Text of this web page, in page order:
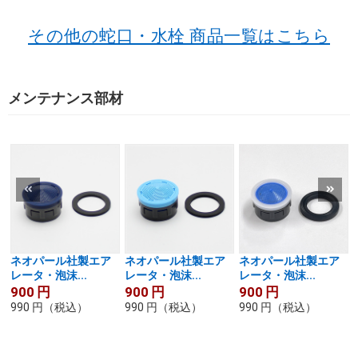
その他の蛇口・水栓 商品一覧はこちら
メンテナンス部材
ネオパール社製エア
レータ・泡沫...
900 円
990 円 （税込）
ネオパール社製エア
レータ・泡沫...
900 円
990 円 （税込）
ネオパール社製エア
レータ・泡沫...
900 円
990 円 （税込）